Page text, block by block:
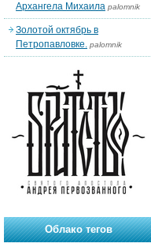
Архангела Михаила palomnik
Золотой октябрь в
Петропавловке. palomnik
Облако тегов